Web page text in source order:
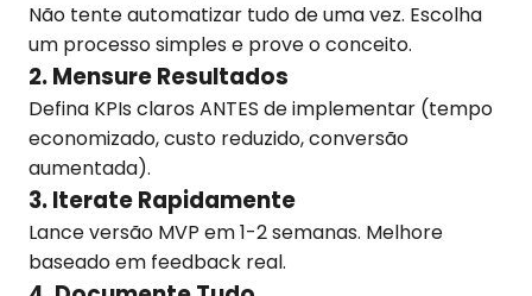
Não tente automatizar tudo de uma vez. Escolha
um processo simples e prove o conceito.
2. Mensure Resultados
Defina KPIs claros ANTES de implementar (tempo
economizado, custo reduzido, conversão
aumentada).
3. Iterate Rapidamente
Lance versão MVP em 1-2 semanas. Melhore
baseado em feedback real.